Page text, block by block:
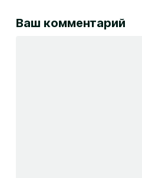
Ваш комментарий